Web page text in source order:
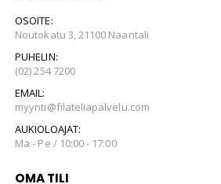
OSOITE:
Noutokatu 3, 21100 Naantali
PUHELIN:
(02) 254 7200
EMAIL:
myynti@filateliapalvelu.com
AUKIOLOAJAT:
Ma - Pe / 10:00 - 17:00
OMA TILI